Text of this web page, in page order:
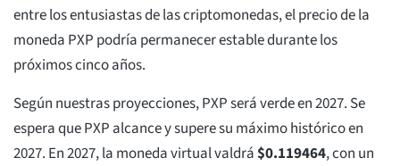
entre los entusiastas de las criptomonedas, el precio de la
moneda PXP podría permanecer estable durante los
próximos cinco años.
Según nuestras proyecciones, PXP será verde en 2027. Se
espera que PXP alcance y supere su máximo histórico en
2027. En 2027, la moneda virtual valdrá$0.119464, con un